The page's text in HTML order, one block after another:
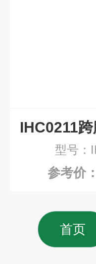
型号：
参考价：
首页